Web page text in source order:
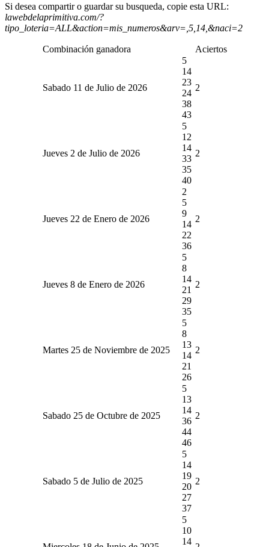
Si desea compartir o guardar su busqueda, copie esta URL:
lawebdelaprimitiva.com/?
tipo_loteria=ALL&action=mis_numeros&arv=,5,14,&naci=2
Combinación ganadora Aciertos
Sabado 11 de Julio de 2026
5
14
23
24
38
43
2
Jueves 2 de Julio de 2026
5
12
14
33
35
40
2
Jueves 22 de Enero de 2026
2
5
9
14
22
36
2
Jueves 8 de Enero de 2026
5
8
14
21
29
35
2
Martes 25 de Noviembre de 2025
5
8
13
14
21
26
2
Sabado 25 de Octubre de 2025
5
13
14
36
44
46
2
Sabado 5 de Julio de 2025
5
14
19
20
27
37
2
5
10
14